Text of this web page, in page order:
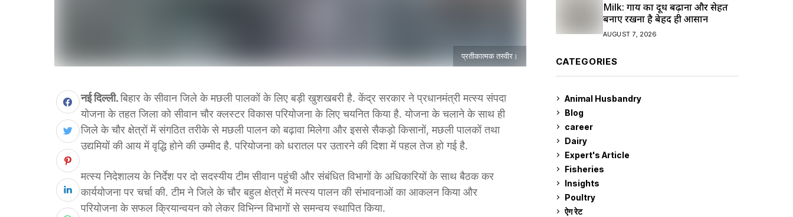
प्रतीकात्मक तस्वीर।
नई दिल्ली.बिहार के सीवान जिले के मछली पालकों के लिए बड़ी खुशखबरी है. केंद्र सरकार ने प्रधानमंत्री मत्स्य संपदा
योजना के तहत जिला को सीवान चौर क्लस्टर विकास परियोजना के लिए चयनित किया है. योजना के चलाने के साथ ही
जिले के चौर क्षेत्रों में संगठित तरीके से मछली पालन को बढ़ावा मिलेगा और इससे सैकड़ो किसानों, मछली पालकों तथा
उद्यमियों की आय में वृद्धि होने की उम्मीद है. परियोजना को धरातल पर उतारने की दिशा में पहल तेज हो गई है.
मत्स्य निदेशालय के निर्देश पर दो सदस्यीय टीम सीवान पहुंची और संबंधित विभागों के अधिकारियों के साथ बैठक कर
कार्ययोजना पर चर्चा की. टीम ने जिले के चौर बहुल क्षेत्रों में मत्स्य पालन की संभावनाओं का आकलन किया और
परियोजना के सफल क्रियान्वयन को लेकर विभिन्न विभागों से समन्वय स्थापित किया.
Milk: गाय का दूध बढ़ाना और सेहत
बनाए रखना है बेहद ही आसान
AUGUST 7, 2026
CATEGORIES
Animal Husbandry
Blog
career
Dairy
Expert's Article
Fisheries
Insights
Poultry
ऐग रेट